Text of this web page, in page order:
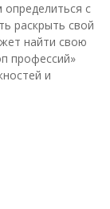
с
раскрыть свой
найти свою
профессий»
и